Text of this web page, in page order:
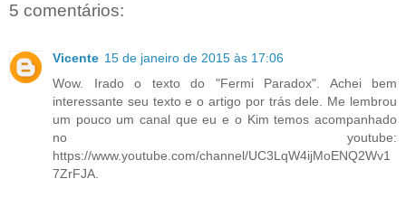
5 comentários:
Vicente 15 de janeiro de 2015 às 17:06
Wow. Irado o texto do "Fermi Paradox". Achei bem
interessante seu texto e o artigo por trás dele. Me lembrou
um pouco um canal que eu e o Kim temos acompanhado
no youtube:
https://www.youtube.com/channel/UC3LqW4ijMoENQ2Wv1
7ZrFJA.